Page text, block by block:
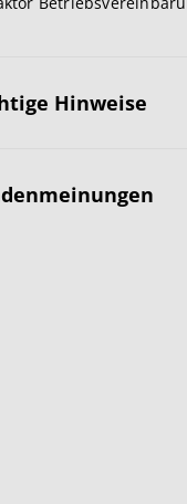
Hinweise